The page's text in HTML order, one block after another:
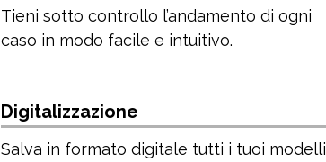
Tieni sotto controllo l’andamento di ogni
caso in modo facile e intuitivo.
Digitalizzazione
Salva in formato digitale tutti i tuoi modelli